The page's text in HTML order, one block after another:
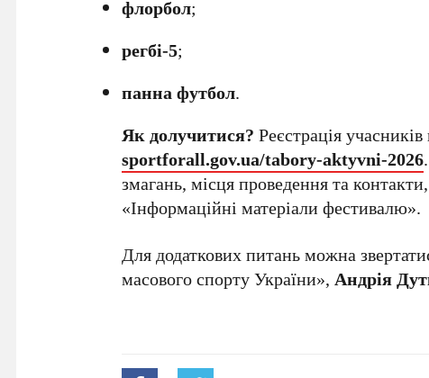
флорбол;
регбі-5;
панна футбол.
Як долучитися? Реєстрація
sportforall.gov.ua/tabory-aktyvni-2026
змагань, місця проведення та
«Інформаційні матеріали фестивалю».
Для додаткових питань можна
масового спорту України»,Андрія